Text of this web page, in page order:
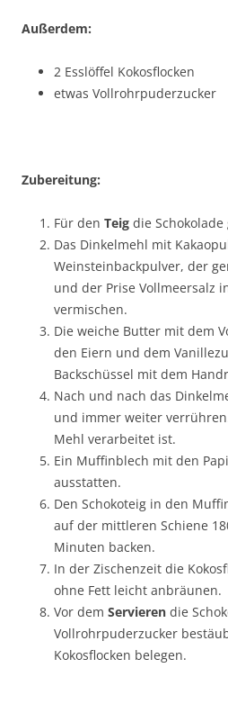
Außerdem:
2 Esslöffel Kokosflocken
etwas Vollrohrpuderzucker
Zubereitung:
Für den Teig die
Das Dinkelmehl mit
Weinsteinbackpulver, der
und der Prise Vollmeersalz
vermischen.
Die weiche Butter mit dem
den Eiern und dem
Backschüssel mit dem
Nach und nach das
und immer weiter
Mehl verarbeitet ist.
Ein Muffinblech mit den
ausstatten.
Den Schokoteig in den
auf der mittleren Schiene
Minuten backen.
In der Zischenzeit die
ohne Fett leicht anbräunen.
Vor dem Servieren die
Vollrohrpuderzucker
Kokosflocken belegen.